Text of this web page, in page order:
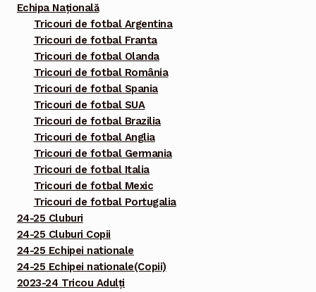
Echipa Națională
Tricouri de fotbal Argentina
Tricouri de fotbal Franta
Tricouri de fotbal Olanda
Tricouri de fotbal România
Tricouri de fotbal Spania
Tricouri de fotbal SUA
Tricouri de fotbal Brazilia
Tricouri de fotbal Anglia
Tricouri de fotbal Germania
Tricouri de fotbal Italia
Tricouri de fotbal Mexic
Tricouri de fotbal Portugalia
24-25 Cluburi
24-25 Cluburi Copii
24-25 Echipei nationale
24-25 Echipei nationale(Copii)
2023-24 Tricou Adulți